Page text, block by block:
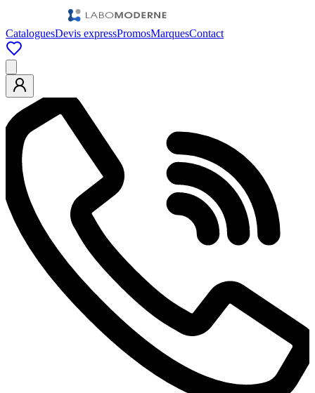
CataloguesDevis expressPromosMarquesContact